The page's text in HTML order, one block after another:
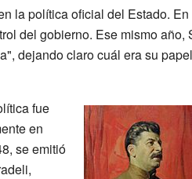
la política oficial del Estado. En
del gobierno. Ese mismo año,
dejando claro cuál era su
fue
en
se emitió